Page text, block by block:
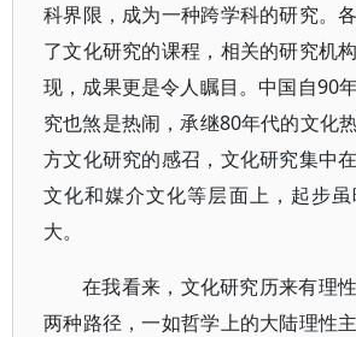
科界限，成为一种跨学科的研究。
了文化研究的课程，相关的研究机
现，成果更是令人瞩目。中国自90
究也煞是热闹，承继80年代的文化
方文化研究的感召，文化研究集中
文化和媒介文化等层面上，起步
大。
在我看来，文化研究历来有理
两种路径，一如哲学上的大陆理性